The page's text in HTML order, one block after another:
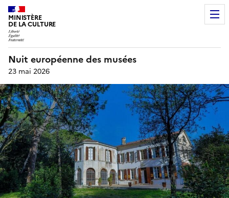
MINISTÈRE
DE LA CULTURE
Nuit européenne des musées
23 mai 2026